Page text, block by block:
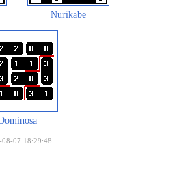
Nurikabe
08-07 18:29:48